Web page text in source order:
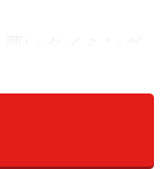
年にかけて